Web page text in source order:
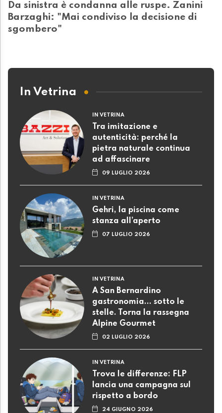
Da sinistra è condanna alle ruspe. Zanini
Barzaghi: "Mai condiviso la decisione di
sgombero"
In Vetrina
IN VETRINA
Tra imitazione e
autenticità: perché la
pietra naturale continua
ad affascinare
09 LUGLIO 2026
IN VETRINA
Gehri, la piscina come
stanza all’aperto
07 LUGLIO 2026
IN VETRINA
A San Bernardino
gastronomia... sotto le
stelle. Torna la rassegna
Alpine Gourmet
02 LUGLIO 2026
IN VETRINA
Trova le differenze: FLP
lancia una campagna sul
rispetto a bordo
24 GIUGNO 2026